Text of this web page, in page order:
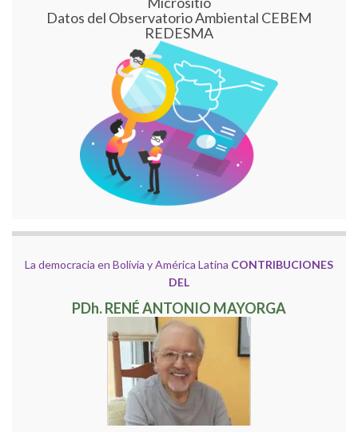
Datos del Observatorio Ambiental CEBEM
REDESMA
La democracia en Bolivia y América Latina CONTRIBUCIONES
DEL
PDh. RENÉ ANTONIO MAYORGA